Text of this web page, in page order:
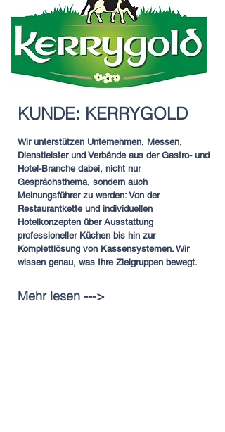
KUNDE: KERRYGOLD
Wir unterstützen Unternehmen, Messen,
Dienstleister und Verbände aus der Gastro- und
Hotel-Branche dabei, nicht nur
Gesprächsthema, sondern auch
Meinungsführer zu werden: Von der
Restaurantkette und individuellen
Hotelkonzepten über Ausstattung
professioneller Küchen bis hin zur
Komplettlösung von Kassensystemen. Wir
wissen genau, was Ihre Zielgruppen bewegt.
Mehr lesen --->